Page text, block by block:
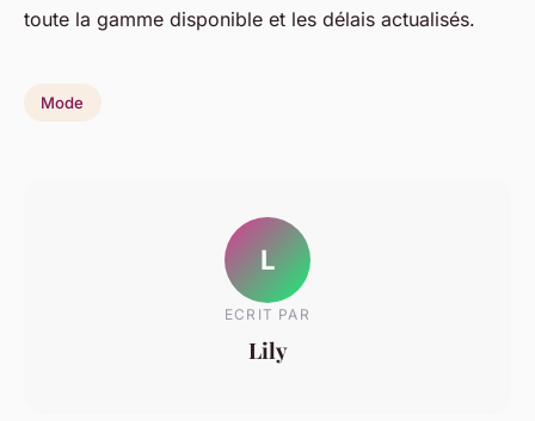
toute la gamme disponible et les délais actualisés.
Mode
L
ECRIT PAR
Lily